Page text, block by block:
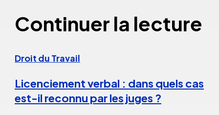
Continuer la lecture
Droit du Travail
Licenciement verbal : dans quels cas
est-il reconnu par les juges ?